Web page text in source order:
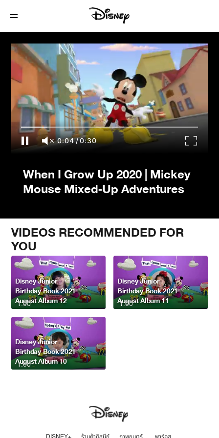
When I Grow Up 2020 | Mickey Mouse
Mixed-Up Adventures
0:04/0:30
When I Grow Up 2020 | Mickey
Mouse Mixed-Up Adventures
VIDEOS RECOMMENDED FOR
YOU
1:00
Disney Junior
Birthday Book 2021
August Album 12
1:00
Disney Junior
Birthday Book 2021
August Album 11
1:00
Disney Junior
Birthday Book 2021
August Album 10